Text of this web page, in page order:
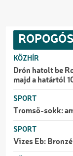
ROPOGÓS
KÖZHÍR
Drón hatolt be
majd a határtól
SPORT
Tromsö-sokk:
SPORT
Vizes Eb: